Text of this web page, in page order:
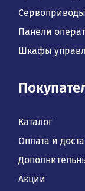
Сервоприводы
Панели
Шкафы
Каталог
Оплата и
Акции